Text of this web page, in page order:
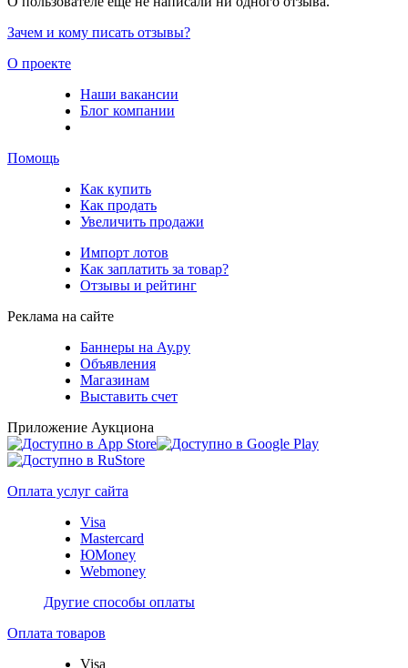
Зачем и кому писать отзывы?
О проекте
Наши вакансии
Блог компании
Помощь
Как купить
Как продать
Увеличить продажи
Импорт лотов
Как заплатить за товар?
Отзывы и рейтинг
Реклама на сайте
Баннеры на Ау.ру
Объявления
Магазинам
Выставить счет
Приложение Аукциона
Оплата услуг сайта
Visa
Mastercard
ЮMoney
Webmoney
Другие способы оплаты
Оплата товаров
Visa